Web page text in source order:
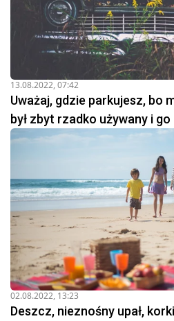
13.08.2022, 07:42
Uważaj, gdzie parkujesz, bo
był zbyt rzadko używany i go
02.08.2022, 13:23
Deszcz, nieznośny upał,